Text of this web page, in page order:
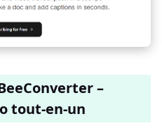
–
tout-en-un